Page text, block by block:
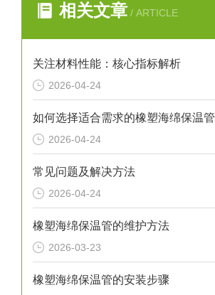
相关文章 / ARTICLE
关注材料性能：核心指标解析
2026-04-24
如何选择适合需求的橡塑海绵保温管
2026-04-24
常见问题及解决方法
2026-04-24
橡塑海绵保温管的维护方法
2026-03-23
橡塑海绵保温管的安装步骤